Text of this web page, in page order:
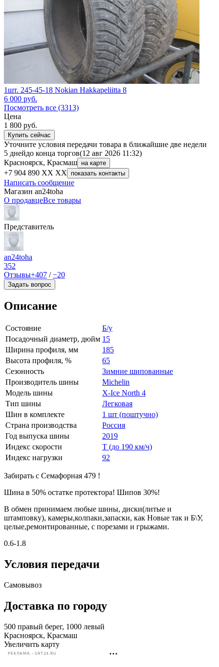
1шт. 245-45-18 Nokian Hakkapeliitta 8
6 000 руб.
Посмотреть все (3313)
Цена
1 800 руб.
Купить сейчас
Уточните условия передачи товара в ближайшие две недели
5 днейдо конца торгов(12 авг 2026 11:32)
Красноярск, Красмаш на карте
+7 904 890 XX XX показать контакты
Написать сообщение
Магазин an24toha
О продавцеВсе товары
Представитель
an24toha
352
Отзывы+407 /−20
Задать вопрос
Описание
Состояние
Б/у
Посадочный диаметр, дюйм 15
Ширина профиля, мм
185
Высота профиля, %
65
Сезонность
Зимние шипованные
Производитель шины
Michelin
Модель шины
X-Ice North 4
Тип шины
Легковая
Шин в комплекте
1 шт (поштучно)
Страна производства
Россия
Год выпуска шины
2019
Индекс скорости
T (до 190 км/ч)
Индекс нагрузки
92
Забирать с Семафорная 479 !
Шина в 50% остатке протектора! Шипов 30%!
В обмен принимаем любые шины, диски(литые и
штамповку), камеры,колпаки,запаски, как Новые так и Б\У,
целые,ремонтированные, с порезами и грыжами.
0.6-1.8
Условия передачи
Самовывоз
Доставка по городу
500 правый берег, 1000 левый
Красноярск, Красмаш
Увеличить карту
РЕКЛАМА • SRT24.RU